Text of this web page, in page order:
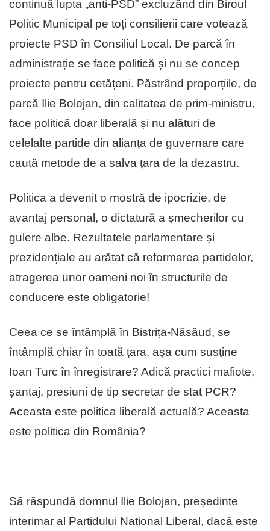
continuă lupta „anti-PSD” excluzând din Biroul
Politic Municipal pe toți consilierii care votează
proiecte PSD în Consiliul Local. De parcă în
administrație se face politică și nu se concep
proiecte pentru cetățeni. Păstrând proporțiile, de
parcă Ilie Bolojan, din calitatea de prim-ministru,
face politică doar liberală și nu alături de
celelalte partide din alianța de guvernare care
caută metode de a salva țara de la dezastru.
Politica a devenit o mostră de ipocrizie, de
avantaj personal, o dictatură a șmecherilor cu
gulere albe. Rezultatele parlamentare și
prezidențiale au arătat că reformarea partidelor,
atragerea unor oameni noi în structurile de
conducere este obligatorie!
Ceea ce se întâmplă în Bistrița-Năsăud, se
întâmplă chiar în toată țara, așa cum susține
Ioan Turc în înregistrare? Adică practici mafiote,
șantaj, presiuni de tip secretar de stat PCR?
Aceasta este politica liberală actuală? Aceasta
este politica din România?
Să răspundă domnul Ilie Bolojan, președinte
interimar al Partidului Național Liberal, dacă este